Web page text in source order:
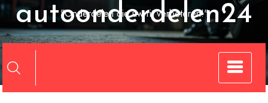
"Onderdelen die uw rit verbeteren!"
autoonderdelen24